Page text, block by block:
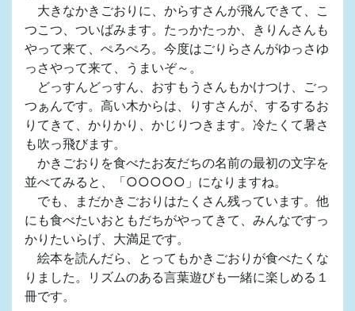
大きなかきごおりに、からすさんが飛んできて、こ
つこつ、ついばみます。たっかたっか、きりんさんも
やって来て、ぺろぺろ。今度はごりらさんがゆっさゆ
っさやって来て、うまいぞ～。
どっすんどっすん、おすもうさんもかけつけ、ごっ
つぁんです。高い木からは、りすさんが、するするお
りてきて、かりかり、かじりつきます。冷たくて暑さ
も吹っ飛びます。
かきごおりを食べたお友だちの名前の最初の文字を
並べてみると、「○○○○○」になりますね。
でも、まだかきごおりはたくさん残っています。他
にも食べたいおともだちがやってきて、みんなですっ
かりたいらげ、大満足です。
絵本を読んだら、とってもかきごおりが食べたくな
りました。リズムのある言葉遊びも一緒に楽しめる１
冊です。